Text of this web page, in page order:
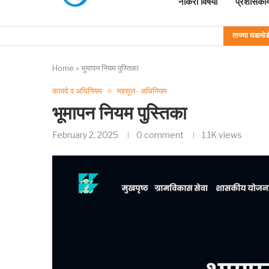
ताज्या
Home » भूमापन नियम पुस्तिका
कायदे व अधिनियम महसूल- अधिनियम
भूमापन नियम पुस्तिका
February 2, 2025 0 comment 1.1K views